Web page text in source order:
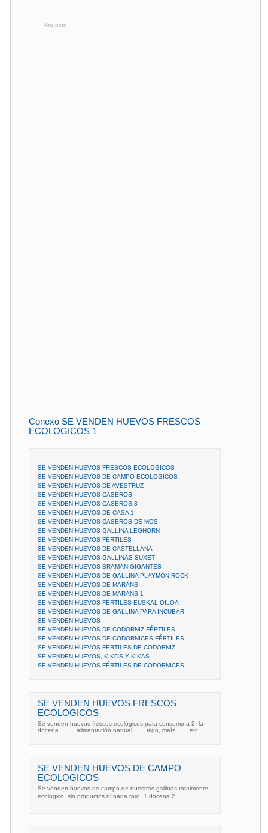
Anuncio
Conexo SE VENDEN HUEVOS FRESCOS
ECOLOGICOS 1
SE VENDEN HUEVOS FRESCOS ECOLOGICOS
SE VENDEN HUEVOS DE CAMPO ECOLOGICOS
SE VENDEN HUEVOS DE AVESTRUZ
SE VENDEN HUEVOS CASEROS
SE VENDEN HUEVOS CASEROS 3
SE VENDEN HUEVOS DE CASA 1
SE VENDEN HUEVOS CASEROS DE MOS
SE VENDEN HUEVOS GALLINA LEGHORN
SE VENDEN HUEVOS FERTILES
SE VENDEN HUEVOS DE CASTELLANA
SE VENDEN HUEVOS GALLINAS SUXET
SE VENDEN HUEVOS BRAMAN GIGANTES
SE VENDEN HUEVOS DE GALLINA PLAYMON ROCK
SE VENDEN HUEVOS DE MARANS
SE VENDEN HUEVOS DE MARANS 1
SE VENDEN HUEVOS FERTILES EUSKAL OILOA
SE VENDEN HUEVOS DE GALLINA PARA INCUBAR
SE VENDEN HUEVOS
SE VENDEN HUEVOS DE CODORNIZ FÉRTILES
SE VENDEN HUEVOS DE CODORNICES FÉRTILES
SE VENDEN HUEVOS FERTILES DE CODORNIZ
SE VENDEN HUEVOS, KIKOS Y KIKAS
SE VENDEN HUEVOS FÉRTILES DE CODORNICES
SE VENDEN HUEVOS FRESCOS
ECOLOGICOS
Se venden huevos frescos ecológicos para consumo a 2, la
docena. . . . . alimentación natural. . . . trigo, maíz. . . . etc.
SE VENDEN HUEVOS DE CAMPO
ECOLOGICOS
Se venden huevos de campo de nuestras gallinas totalmente
ecologico, sin productos ni nada raro. 1 docena 2